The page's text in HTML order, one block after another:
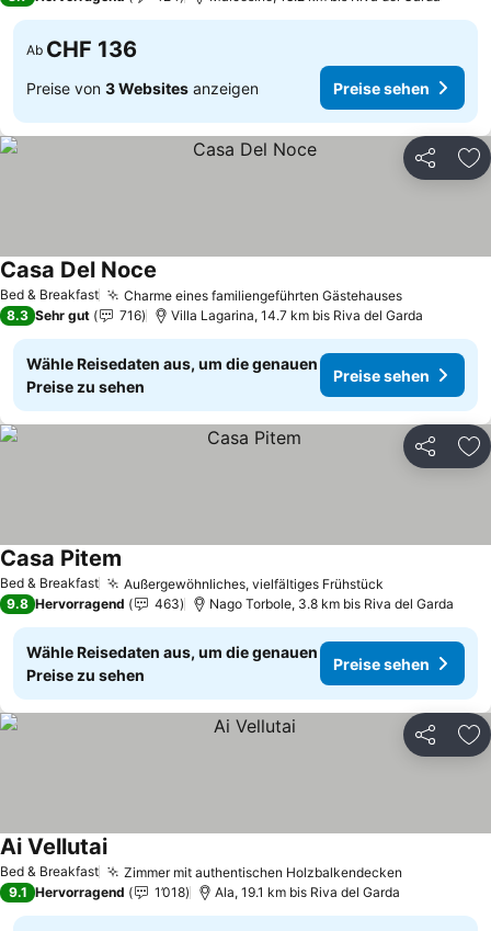
Ab CHF 136
Preise von 3 Websites anzeigen Preise sehen
Teilen
Bed & Breakfast Charme eines familiengeführten GästehausesPreise
Casa Del Noce
8.3 Sehr gut 716 Villa Lagarina, 14.7 km bis Riva del Garda
Wähle Reisedaten aus, um die genauen
Preise zu sehen
Preise sehen
Teilen
Bed & Breakfast Außergewöhnliches, vielfältiges Frühstück
Casa Pitem
9.8 Hervorragend 463 Nago Torbole, 3.8 km bis Riva del Garda
Wähle Reisedaten aus, um die genauen
Preise zu sehen
Preise sehen
Teilen
Bed & Breakfast Zimmer mit authentischen Holzbalkendecken
Ai VellutaiPreise sehen
9.1 Hervorragend 1’018 Ala, 19.1 km bis Riva del Garda